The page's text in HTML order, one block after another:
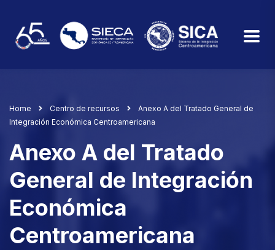
Home Centro de recursos
Anexo A del Tratado General de
Integración Económica Centroamericana
Anexo A del Tratado
General de Integración
Económica
Centroamericana